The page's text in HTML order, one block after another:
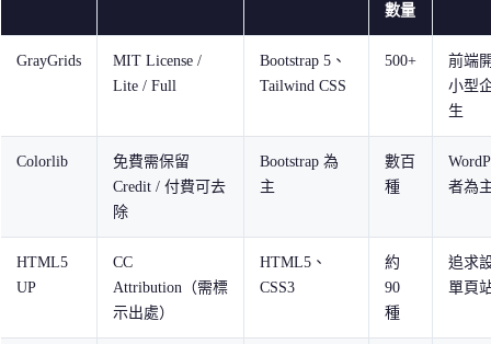
數量
GrayGrids
MIT License /
Lite / Full
Bootstrap 5、
Tailwind CSS
500+
前端
小型
生
Colorlib
免費需保留
Credit / 付費可去
除
Bootstrap 為
主
數百
種
者為
HTML5
UP
CC
Attribution（需標
示出處）
HTML5、
CSS3
約
90
種
追求
單頁